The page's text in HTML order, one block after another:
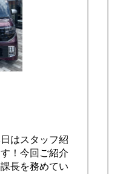
はスタッフ紹
！今回ご紹介
長を務めてい